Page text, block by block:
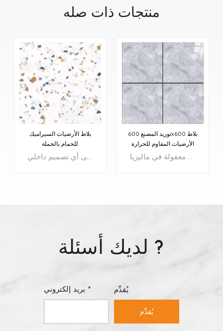
منتجات ذات صله
بلاط الأرضيات السيراميك
للحمام بالجملة
تضفي بلاط الأرضيات الخزفية بتصميم تيرازو الجذاب لمسة من الفخامة على أي تصميم داخلي.
توريد المصنع 600x600 بلاط
الأرضيات المقاوم للحرارة
بلاط عالي الجودة بأسعار معقولة - بلاط أرضيات مقاس 600 × 600 مم، وبأسعار معقولة في ماليزيا
لديك أسئلة ?
بريد إلكتروني * يُقدِّم
يُقدِّم